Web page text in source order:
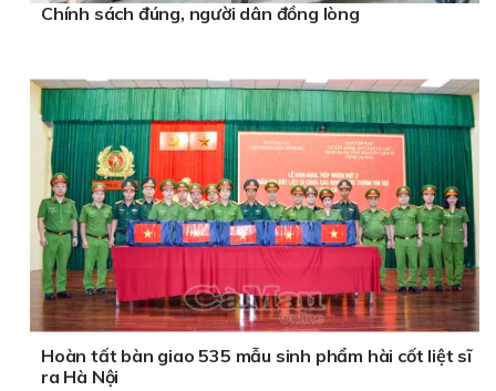
Chính sách đúng, người dân đồng lòng
Hoàn tất bàn giao 535 mẫu sinh phẩm hài cốt liệt sĩ
ra Hà Nội